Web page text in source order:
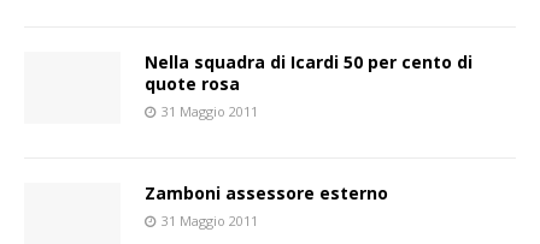
Nella squadra di Icardi 50 per cento di
quote rosa
31 Maggio 2011
Zamboni assessore esterno
31 Maggio 2011